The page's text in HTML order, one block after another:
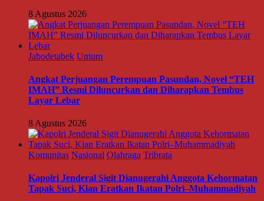
8 Agustus 2026
Jabodetabek Umum
Angkat Perjuangan Perempuan Pasundan, Novel “TEH
IMAH” Resmi Diluncurkan dan Diharapkan Tembus
Layar Lebar
8 Agustus 2026
Komunitas Nasional Olahraga Tribrata
Kapolri Jenderal Sigit Dianugerahi Anggota Kehormatan
Tapak Suci, Kian Eratkan Ikatan Polri–Muhammadiyah